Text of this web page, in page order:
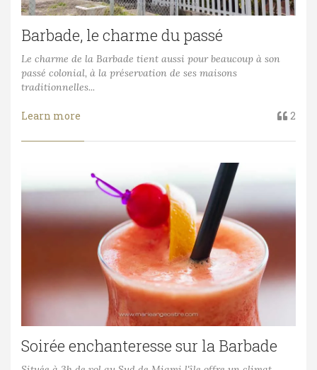
Barbade, le charme du passé
Le charme de la Barbade tient aussi pour beaucoup à son
passé colonial, à la préservation de ses maisons
traditionnelles...
Learn more 2
Soirée enchanteresse sur la Barbade